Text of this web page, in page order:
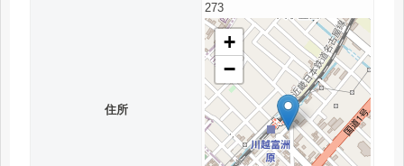
住所
273
+
−